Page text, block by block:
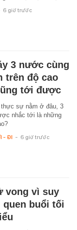
6 giờ trước
3 nước cùng
trên độ cao
tới được
sự nằm ở đâu, 3
nhắc tới là những
- ĐI - 6 giờ trước
vong vì suy
quen buổi tối